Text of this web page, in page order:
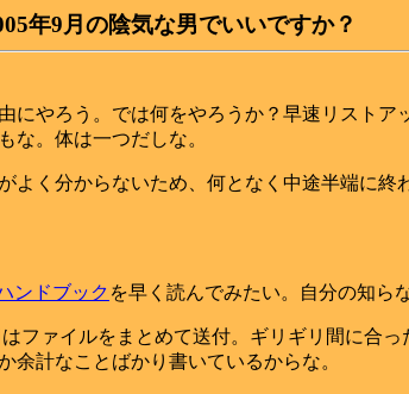
年9月の陰気な男でいいですか？
やろう。では何をやろうか？早速リスト
な。体は一つだしな。
よく分からないため、何となく中途半端に
ンドブック を早く読んでみたい。自分の知ら
ファイルをまとめて送付。ギリギリ間に合
計なことばかり書いているからな。